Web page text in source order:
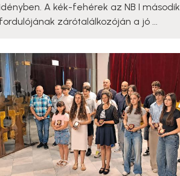
A kék-fehérek az NB I második
fordulójának zárótalálkozóján a jó ...